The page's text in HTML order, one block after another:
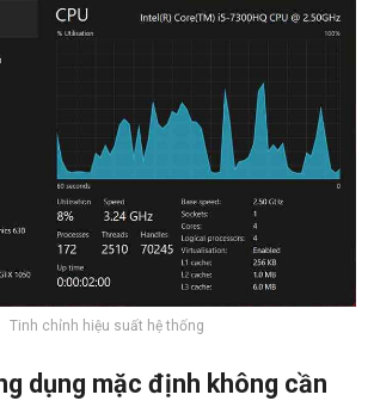
Tinh chỉnh hiệu suất hệ thống
dụng mặc định không cần